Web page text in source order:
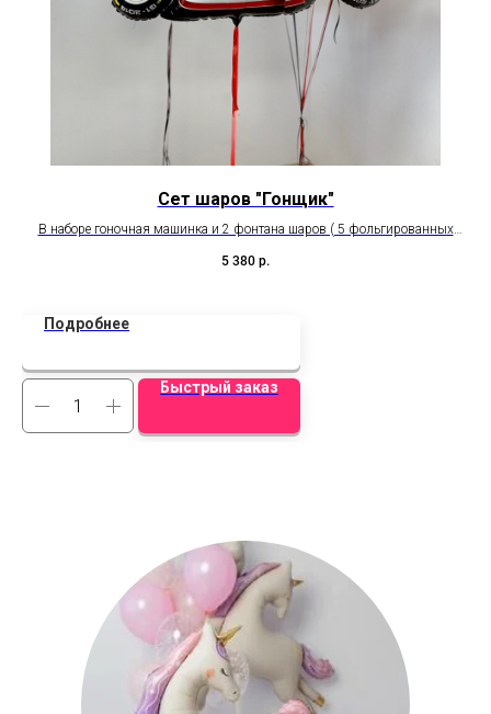
Сет шаров "Гонщик"
В наборе гоночная машинка и 2 фонтана шаров ( 5 фольгированных
5 380 р.
Подробнее
Быстрый заказ